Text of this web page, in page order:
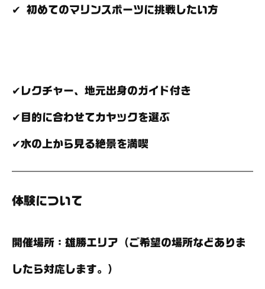
✔ 初めてのマリンスポーツに挑戦したい方
✔レクチャー、地元出身のガイド付き
✔目的に合わせてカヤックを選ぶ
✔水の上から見る絶景を満喫
体験について
開催場所 ：雄勝エリア（ご希望の場所などありま
したら対応します。）